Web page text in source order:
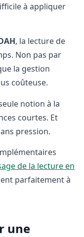
à appliquer
, la lecture de
Non pas par
la gestion
coûteuse.
notion à la
courtes. Et
pression.
de la lecture en
parfaitement à
une